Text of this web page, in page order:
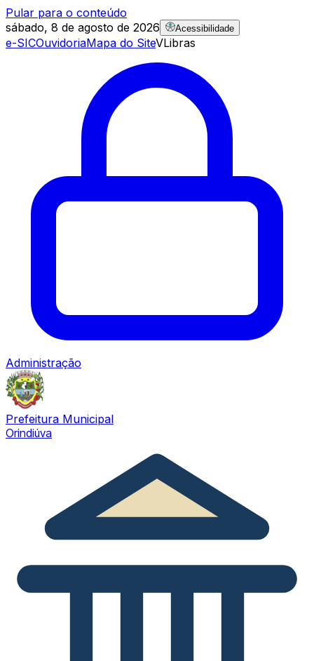
Pular para o conteúdo
sábado, 8 de agosto de 2026
Acessibilidade
e-SICOuvidoriaMapa do SiteVLibras
Administração
Prefeitura Municipal
Orindiúva